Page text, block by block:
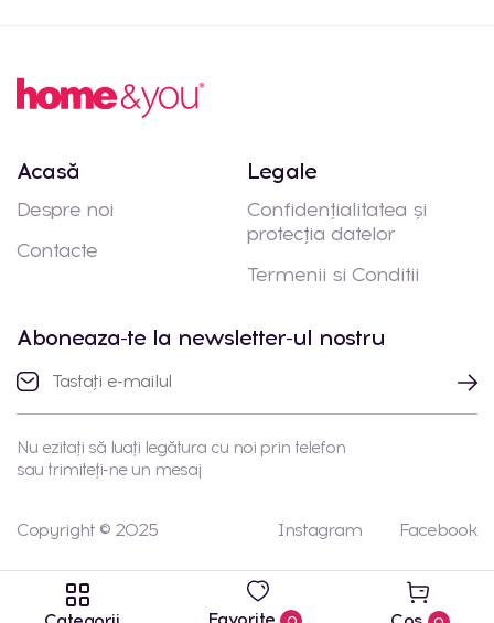
Favorite
Acasă
Despre noi
Contacte
Legale
Confidențialitatea și
protecția datelor
Termenii si Conditii
Aboneaza-te la newsletter-ul nostru
Nu ezitați să luați legătura cu noi prin telefon
sau trimiteți-ne un mesaj
Copyright © 2025 Instagram Facebook